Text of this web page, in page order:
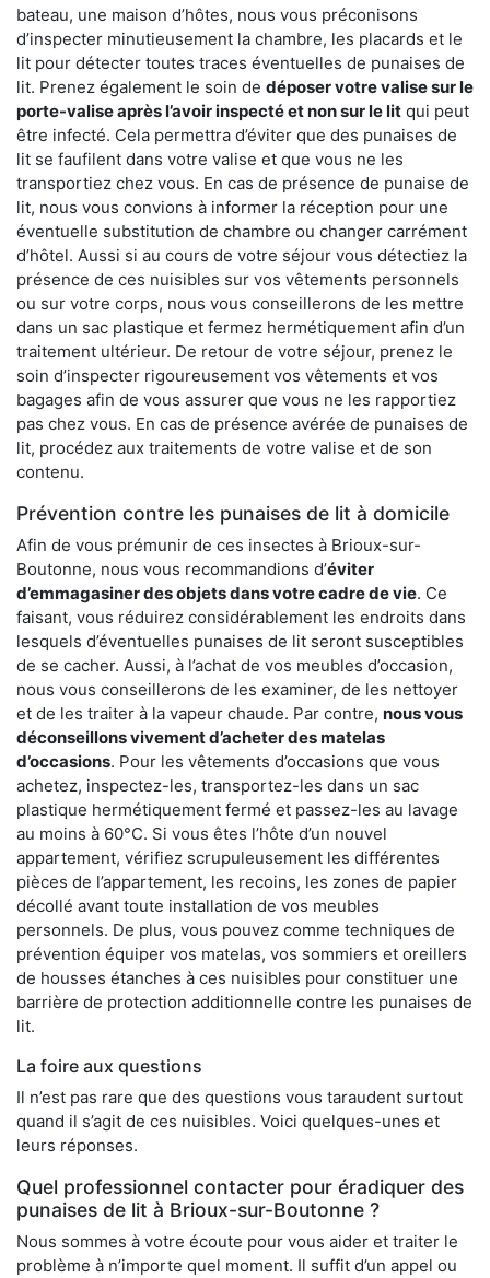
bateau, une maison d’hôtes, nous vous préconisons
d’inspecter minutieusement la chambre, les placards et le
lit pour détecter toutes traces éventuelles de punaises de
lit. Prenez également le soin de déposer votre valise sur le
porte-valise après l’avoir inspecté et non sur le lit qui peut
être infecté. Cela permettra d’éviter que des punaises de
lit se faufilent dans votre valise et que vous ne les
transportiez chez vous. En cas de présence de punaise de
lit, nous vous convions à informer la réception pour une
éventuelle substitution de chambre ou changer carrément
d’hôtel. Aussi si au cours de votre séjour vous détectiez la
présence de ces nuisibles sur vos vêtements personnels
ou sur votre corps, nous vous conseillerons de les mettre
dans un sac plastique et fermez hermétiquement afin d’un
traitement ultérieur. De retour de votre séjour, prenez le
soin d’inspecter rigoureusement vos vêtements et vos
bagages afin de vous assurer que vous ne les rapportiez
pas chez vous. En cas de présence avérée de punaises de
lit, procédez aux traitements de votre valise et de son
contenu.
Prévention contre les punaises de lit à domicile
Afin de vous prémunir de ces insectes à Brioux-sur-
Boutonne, nous vous recommandions d’éviter
d’emmagasiner des objets dans votre cadre de vie. Ce
faisant, vous réduirez considérablement les endroits dans
lesquels d’éventuelles punaises de lit seront susceptibles
de se cacher. Aussi, à l’achat de vos meubles d’occasion,
nous vous conseillerons de les examiner, de les nettoyer
et de les traiter à la vapeur chaude. Par contre, nous vous
déconseillons vivement d’acheter des matelas
d’occasions. Pour les vêtements d’occasions que vous
achetez, inspectez-les, transportez-les dans un sac
plastique hermétiquement fermé et passez-les au lavage
au moins à 60°C. Si vous êtes l’hôte d’un nouvel
appartement, vérifiez scrupuleusement les différentes
pièces de l’appartement, les recoins, les zones de papier
décollé avant toute installation de vos meubles
personnels. De plus, vous pouvez comme techniques de
prévention équiper vos matelas, vos sommiers et oreillers
de housses étanches à ces nuisibles pour constituer une
barrière de protection additionnelle contre les punaises de
lit.
La foire aux questions
Il n’est pas rare que des questions vous taraudent surtout
quand il s’agit de ces nuisibles. Voici quelques-unes et
leurs réponses.
Quel professionnel contacter pour éradiquer des
punaises de lit à Brioux-sur-Boutonne ?
Nous sommes à votre écoute pour vous aider et traiter le
problème à n’importe quel moment. Il suffit d’un appel ou